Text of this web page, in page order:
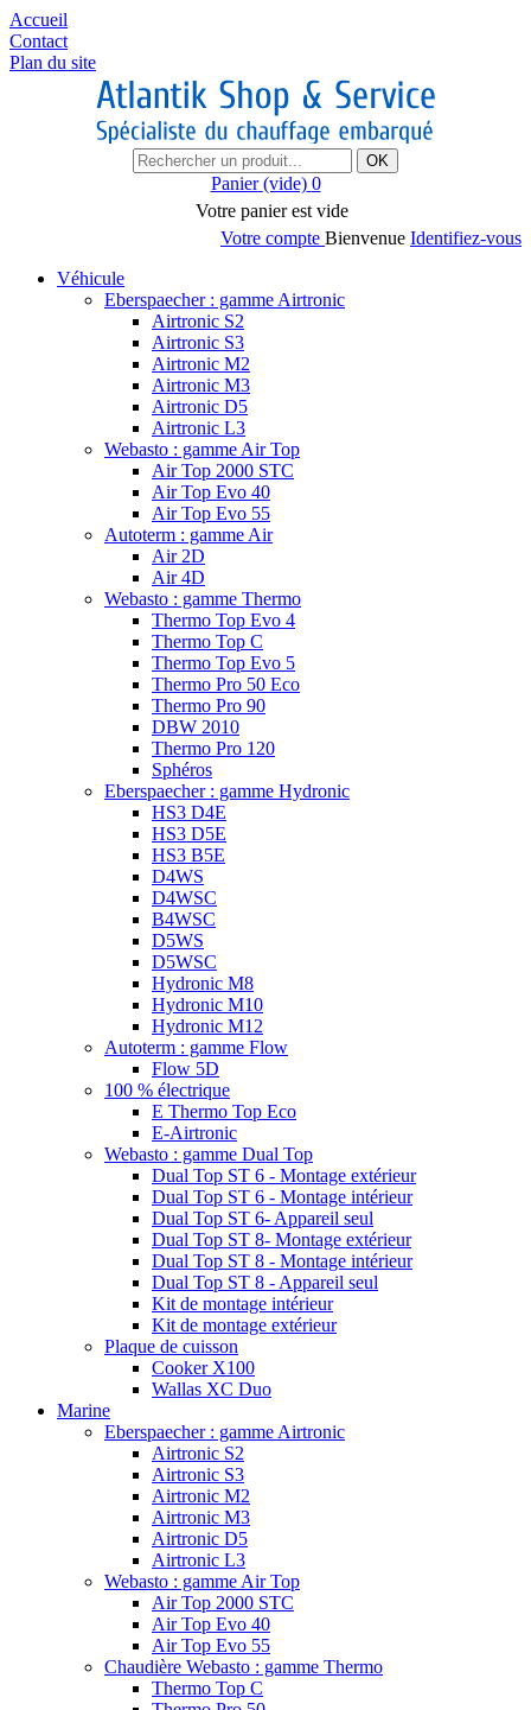
Accueil
Contact
Plan du site
OK
Panier (vide) 0
Votre panier est vide
Votre compte Bienvenue Identifiez-vous
Véhicule
Eberspaecher : gamme Airtronic
Airtronic S2
Airtronic S3
Airtronic M2
Airtronic M3
Airtronic D5
Airtronic L3
Webasto : gamme Air Top
Air Top 2000 STC
Air Top Evo 40
Air Top Evo 55
Autoterm : gamme Air
Air 2D
Air 4D
Webasto : gamme Thermo
Thermo Top Evo 4
Thermo Top C
Thermo Top Evo 5
Thermo Pro 50 Eco
Thermo Pro 90
DBW 2010
Thermo Pro 120
Sphéros
Eberspaecher : gamme Hydronic
HS3 D4E
HS3 D5E
HS3 B5E
D4WS
D4WSC
B4WSC
D5WS
D5WSC
Hydronic M8
Hydronic M10
Hydronic M12
Autoterm : gamme Flow
Flow 5D
100 % électrique
E Thermo Top Eco
E-Airtronic
Webasto : gamme Dual Top
Dual Top ST 6 - Montage extérieur
Dual Top ST 6 - Montage intérieur
Dual Top ST 6- Appareil seul
Dual Top ST 8- Montage extérieur
Dual Top ST 8 - Montage intérieur
Dual Top ST 8 - Appareil seul
Kit de montage intérieur
Kit de montage extérieur
Plaque de cuisson
Cooker X100
Wallas XC Duo
Marine
Eberspaecher : gamme Airtronic
Airtronic S2
Airtronic S3
Airtronic M2
Airtronic M3
Airtronic D5
Airtronic L3
Webasto : gamme Air Top
Air Top 2000 STC
Air Top Evo 40
Air Top Evo 55
Chaudière Webasto : gamme Thermo
Thermo Top C